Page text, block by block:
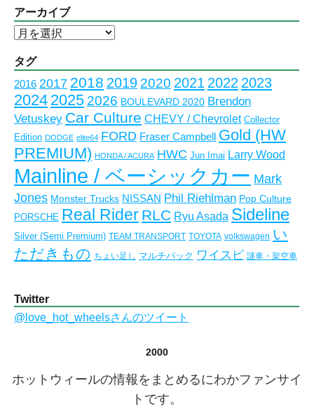
アーカイブ
ア
カ
ブ
タグ
2016 2017 2018 2019 2020 2021 2022 2023
2024 2025 2026 BOULEVARD 2020 Brendon
Vetuskey Car Culture CHEVY / Chevrolet Collector
Edition DODGE elite64 FORD Fraser Campbell
Gold (HW
PREMIUM) HONDA / ACURA HWC Jun Imai Larry Wood
Mainline / ベーシックカー Mark
Jones Monster Trucks NISSAN Phil Riehlman Pop Culture
PORSCHE Real Rider RLC Ryu Asada Sideline
Silver (Semi Premium) TEAM TRANSPORT TOYOTA volkswagen い
ただきもの ちょい足し マルチパック ワイスピ 謎車・架空車
Twitter
@love_hot_wheelsさんのツイート
2000
ホットウィールの情報をまとめるにわかファンサイ
トです。